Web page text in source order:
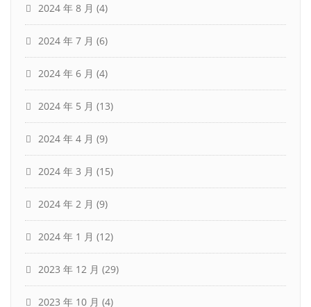
2024 年 8 月 (4)
2024 年 7 月 (6)
2024 年 6 月 (4)
2024 年 5 月 (13)
2024 年 4 月 (9)
2024 年 3 月 (15)
2024 年 2 月 (9)
2024 年 1 月 (12)
2023 年 12 月 (29)
2023 年 10 月 (4)